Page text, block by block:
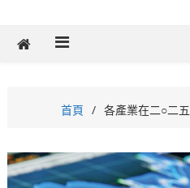
首頁 各產業在二○二